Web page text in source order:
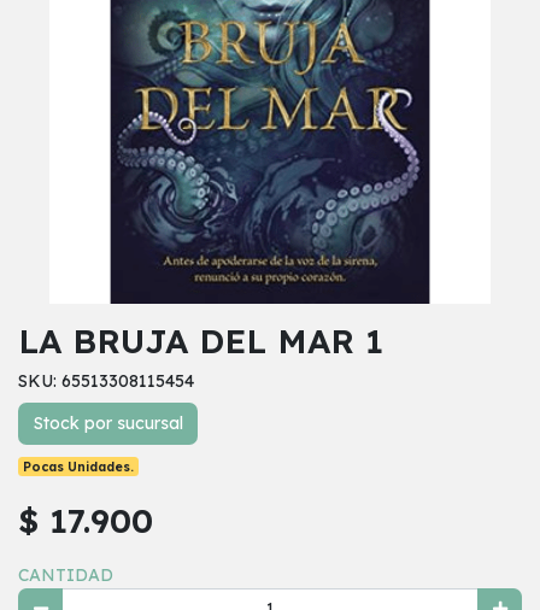
LA BRUJA DEL MAR 1
SKU: 65513308115454
Stock por sucursal
Pocas Unidades.
$ 17.900
CANTIDAD